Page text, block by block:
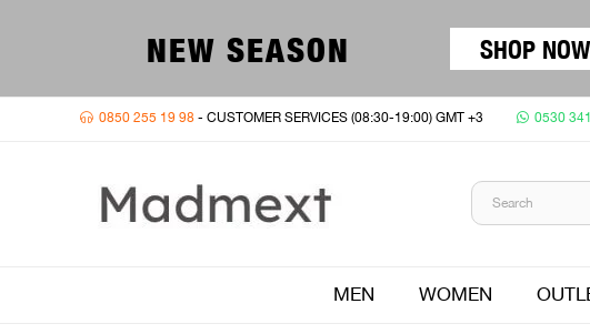
NEW SEASON SHOP NOW
0850 255 19 98- CUSTOMER SERVICES (08:30-19:00) GMT +3 0530
MEN WOMEN